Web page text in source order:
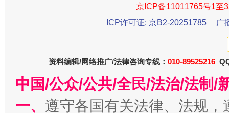
京ICP备11011765号1至
ICP许可证: 京B2-20251785
广
资料编辑/网络推广/法律咨询专线： 010-89525216
中国/公众/公共/全民/法治/法制/
一、 遵守各国有关法律、法规